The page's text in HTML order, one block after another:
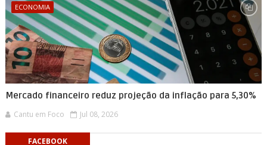
ECONOMIA
Mercado financeiro reduz projeção da inflação para 5,30%
Cantu em Foco Jul 08, 2026
FACEBOOK